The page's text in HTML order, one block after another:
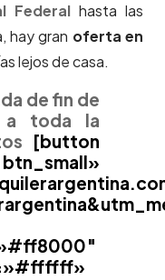
Federal hasta las
hay gran oferta en
lejos de casa.
de fin de
a toda la
[button